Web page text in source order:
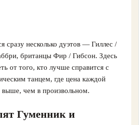
сразу несколько дуэтов — Гиллес /
британцы Фир / Гибсон. Здесь
от того, кто лучше справится с
танцем, где цена каждой
выше, чем в произвольном.
Гуменник и